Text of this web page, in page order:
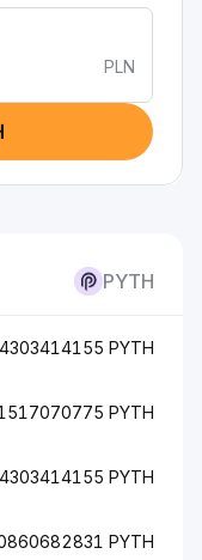
PLN
PYTH
PYTH
PYTH
PYTH
PYTH